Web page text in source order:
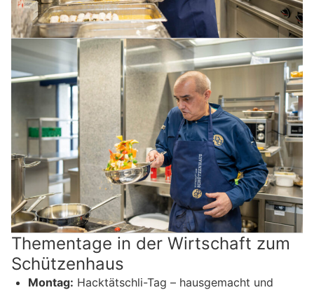
Thementage in der Wirtschaft zum
Schützenhaus
Montag: Hacktätschli-Tag – hausgemacht und